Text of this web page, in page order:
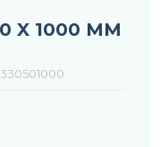
X 1000 MM